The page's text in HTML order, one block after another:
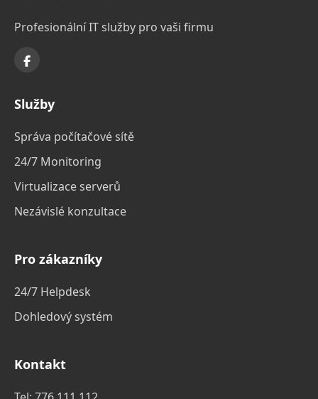
Profesionální IT služby pro vaši firmu
Služby
Správa počítačové sítě
24/7 Monitoring
Virtualizace serverů
Nezávislé konzultace
Pro zákazníky
24/7 Helpdesk
Dohledový systém
Kontakt